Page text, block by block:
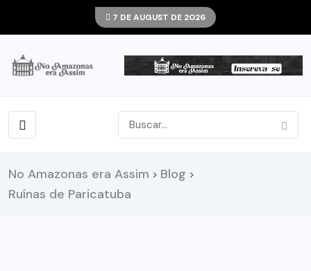
7 DE AUGUST DE 2026
No Amazonas era Assim > Blog >
Ruínas de Paricatuba